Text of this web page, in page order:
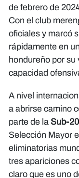
de febrero de
Con el club
oficiales y marcó
rápidamente en
hondureño por
capacidad
A nivel
a abrirse camino
parte de la Sub-
Selección Mayor
eliminatorias
tres apariciones
claro que es uno